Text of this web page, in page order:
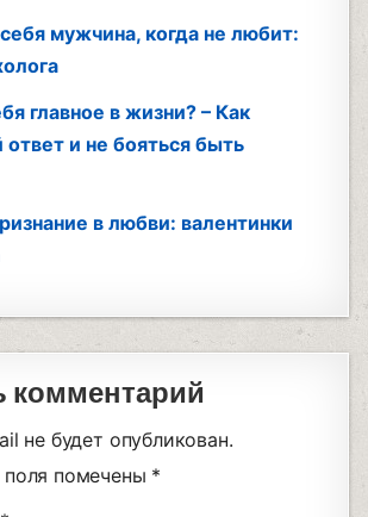
мужчина, когда не любит:
главное в жизни? – Как
ответ и не бояться быть
в любви: валентинки
комментарий
не будет опубликован.
поля помечены *